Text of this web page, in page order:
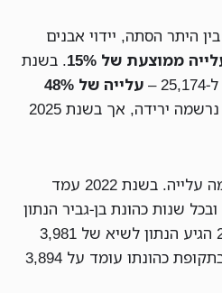
היתר הסתה, יידוי אבנים
ממוצעת של 15%
. בשנת
עלייה של 48%
לעומת 2022. בשנת 2024 נרשמה ירידה, אך בשנת 2025
גם בעבירות התנועה נרשמה עלייה. בשנת 2022 עמד
העבירות על 3,577, ובכל שנות כהונת בן-גביר הנתון
היה גבוה יותר. בשנת 2023 הגיע הנתון לשיא של 3,981
עבירות, והממוצע השנתי בתקופת כהונתו עומד על 3,894